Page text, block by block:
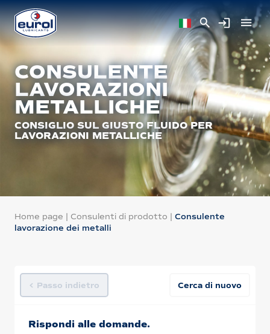
CONSULENTE
LAVORAZIONI
METALLICHE
CONSIGLIO SUL GIUSTO FLUIDO PER
LAVORAZIONI METALLICHE
Home page | Consulenti di prodotto | Consulente
lavorazione dei metalli
Passo indietro Cerca di nuovo
Rispondi alle domande.